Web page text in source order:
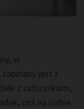
w
jest z
z zatrzaskami,
coś na siebie